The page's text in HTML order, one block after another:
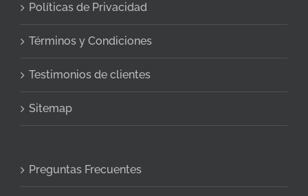
Políticas de Privacidad
Términos y Condiciones
Testimonios de clientes
Sitemap
Preguntas Frecuentes